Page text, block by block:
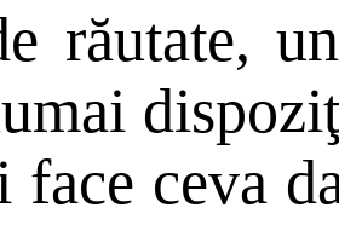
răutate,
face ceva